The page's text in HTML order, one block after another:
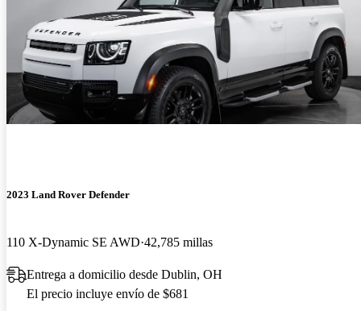
2023 Land Rover Defender
110 X-Dynamic SE AWD 42,785 millas
Entrega a domicilio desde Dublin, OH
El precio incluye envío de $681